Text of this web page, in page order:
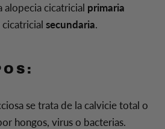
alopecia cicatricial primaria
secundaria.
se trata de la calvicie total o
hongos, virus o bacterias.